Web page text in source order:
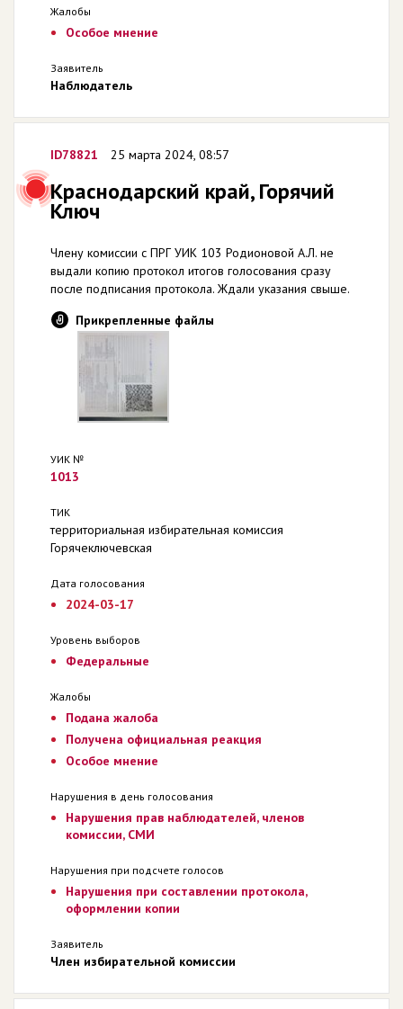
Жалобы
Особое мнение
Заявитель
Наблюдатель
ID78821 25 марта 2024, 08:57
Краснодарский край, Горячий
Ключ
Члену комиссии с ПРГ УИК 103 Родионовой А.Л. не
выдали копию протокол итогов голосования сразу
после подписания протокола. Ждали указания свыше.
Прикрепленные файлы
УИК №
1013
ТИК
территориальная избирательная комиссия
Горячеключевская
Дата голосования
2024-03-17
Уровень выборов
Федеральные
Жалобы
Подана жалоба
Получена официальная реакция
Особое мнение
Нарушения в день голосования
Нарушения прав наблюдателей, членов
комиссии, СМИ
Нарушения при подсчете голосов
Нарушения при составлении протокола,
оформлении копии
Заявитель
Член избирательной комиссии